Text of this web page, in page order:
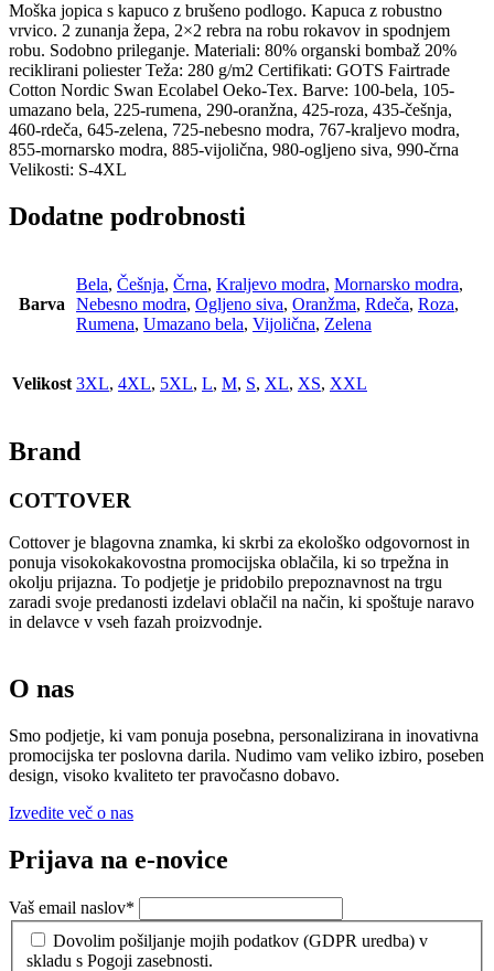
Moška jopica s kapuco z brušeno podlogo. Kapuca z robustno
vrvico. 2 zunanja žepa, 2×2 rebra na robu rokavov in spodnjem
robu. Sodobno prileganje. Materiali: 80% organski bombaž 20%
reciklirani poliester Teža: 280 g/m2 Certifikati: GOTS Fairtrade
Cotton Nordic Swan Ecolabel Oeko-Tex. Barve: 100-bela, 105-
umazano bela, 225-rumena, 290-oranžna, 425-roza, 435-češnja,
460-rdeča, 645-zelena, 725-nebesno modra, 767-kraljevo modra,
855-mornarsko modra, 885-vijolična, 980-ogljeno siva, 990-črna
Velikosti: S-4XL
Dodatne podrobnosti
Barva
Bela, Češnja, Črna, Kraljevo modra, Mornarsko modra,
Nebesno modra, Ogljeno siva, Oranžma, Rdeča, Roza,
Rumena, Umazano bela, Vijolična, Zelena
Velikost 3XL, 4XL, 5XL, L, M, S, XL, XS, XXL
Brand
COTTOVER
Cottover je blagovna znamka, ki skrbi za ekološko odgovornost in
ponuja visokokakovostna promocijska oblačila, ki so trpežna in
okolju prijazna. To podjetje je pridobilo prepoznavnost na trgu
zaradi svoje predanosti izdelavi oblačil na način, ki spoštuje naravo
in delavce v vseh fazah proizvodnje.
O nas
Smo podjetje, ki vam ponuja posebna, personalizirana in inovativna
promocijska ter poslovna darila. Nudimo vam veliko izbiro, poseben
design, visoko kvaliteto ter pravočasno dobavo.
Izvedite več o nas
Prijava na e-novice
Vaš email naslov*
Dovolim pošiljanje mojih podatkov (GDPR uredba) v
skladu s Pogoji zasebnosti.